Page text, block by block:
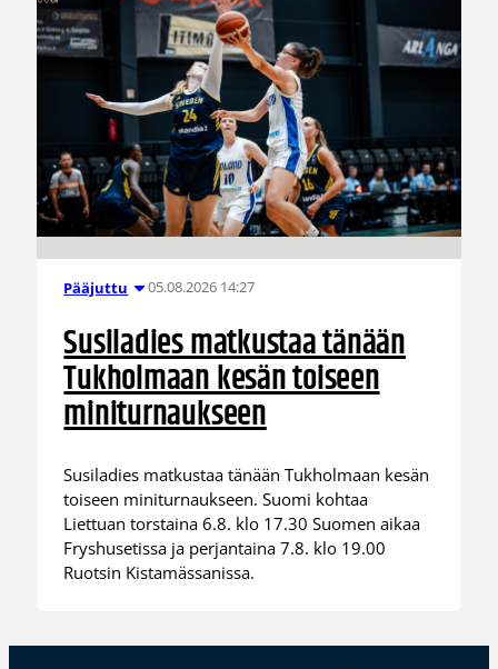
Pääjuttu 05.08.2026 14:27
Susiladies matkustaa tänään
Tukholmaan kesän toiseen
miniturnaukseen
Susiladies matkustaa tänään Tukholmaan kesän
toiseen miniturnaukseen. Suomi kohtaa
Liettuan torstaina 6.8. klo 17.30 Suomen aikaa
Fryshusetissa ja perjantaina 7.8. klo 19.00
Ruotsin Kistamässanissa.